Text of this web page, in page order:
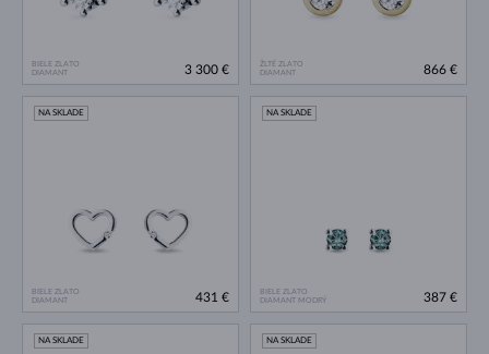
BIELE ZLATO
DIAMANT
3 300 €
ŽLTÉ ZLATO
DIAMANT
866 €
BIELE ZLATO
DIAMANT
NA SKLADE
431 €
BIELE ZLATO
DIAMANT MODRÝ
NA SKLADE
387 €
NA SKLADE NA SKLADE